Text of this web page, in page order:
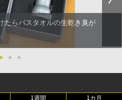
たらバスタオルの生乾き臭が
● ● ●
1週間 1カ月